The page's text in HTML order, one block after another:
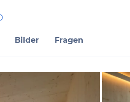
Bilder Fragen